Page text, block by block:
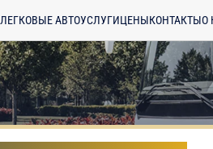
ЛЕГКОВЫЕ АВТОУСЛУГИЦЕНЫКОНТАКТЫО